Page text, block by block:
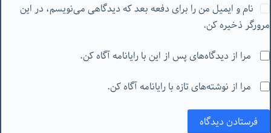
نام و ایمیل من را برای دفعه بعد که دیدگاهی می‌نویسم، در این
مرورگر ذخیره کن.
مرا از دیدگاه‌های پس از این با رایانامه آگاه کن.
مرا از نوشته‌های تازه با رایانامه آگاه کن.
فرستادن دیدگاه